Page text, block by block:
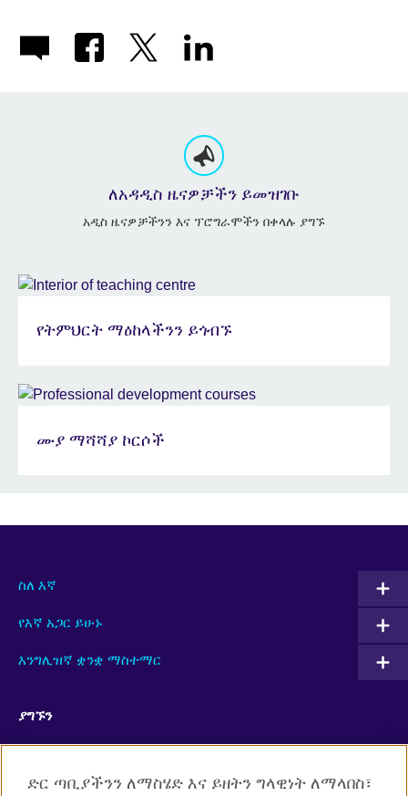
ለአዳዲስ ዜናዎቻችን ይመዝገቡ
አዲስ ዜናዎቻችንን እና ፕሮግራሞችን በቀላሉ ያግኙ
የትምህርት ማዕከላችንን ይጎብኙ
ሙያ ማሻሻያ ኮርሶች
ስለ እኛ
የእኛ አጋር ይሁኑ
እንግሊዝኛ ቋንቋ ማስተማር
ያግኙን
ድር ጣቢያችንን ለማስሄድ እና ይዘትን ግላዊነት ለማላበስ፣